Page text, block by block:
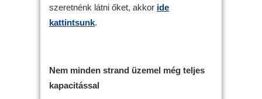
szeretnénk látni őket, akkor ide
kattintsunk.
Nem minden strand üzemel még teljes
kapacitással